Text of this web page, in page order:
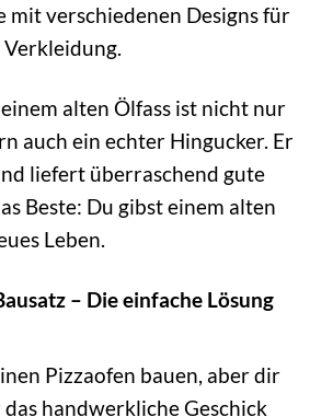
mit verschiedenen Designs für
alten Ölfass ist nicht nur
auch ein echter Hingucker. Er
liefert überraschend gute
Beste: Du gibst einem alten
Leben.
– Die einfache Lösung
Pizzaofen bauen, aber dir
handwerkliche Geschick